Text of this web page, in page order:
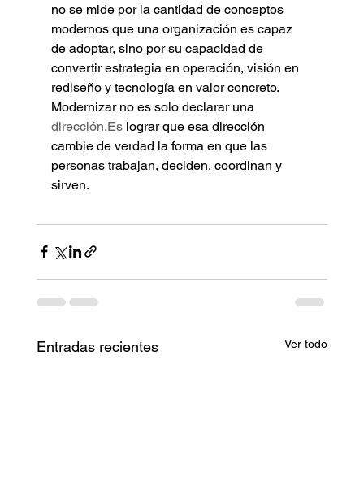
no se mide por la cantidad de conceptos
modernos que una organización es capaz
de adoptar, sino por su capacidad de
convertir estrategia en operación, visión en
rediseño y tecnología en valor concreto.
Modernizar no es solo declarar una
dirección.Es lograr que esa dirección
cambie de verdad la forma en que las
personas trabajan, deciden, coordinan y
sirven.
Entradas recientes Ver todo